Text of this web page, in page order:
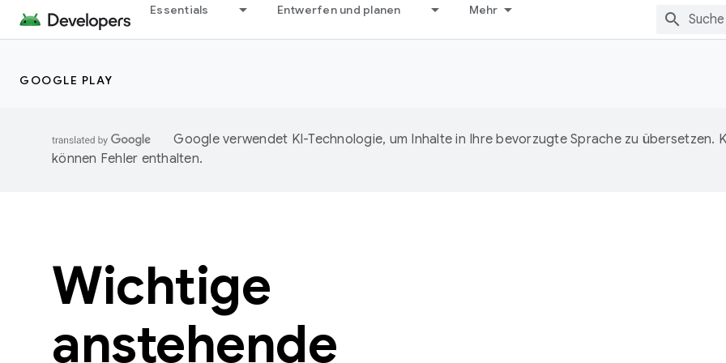
Essentials Entwerfen und planen Mehr
GOOGLE PLAY
Google verwendet KI-Technologie, um Inhalte in Ihre bevorzugte Sprache zu übersetzen.
können Fehler enthalten.
Wichtige
anstehende